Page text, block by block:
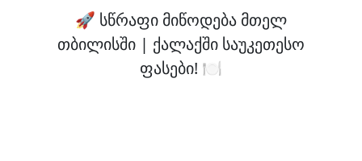
🚀 სწრაფი მიწოდება მთელ
თბილისში | ქალაქში საუკეთესო
ფასები! 🍽️